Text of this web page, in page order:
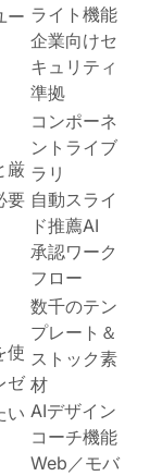
ー ライト機能
企業向けセ
キュリティ
準拠
厳
要
コンポーネ
ントライブ
ラリ
自動スライ
ド推薦AI
承認ワーク
フロー
使
ゼ
い
数千のテン
プレート＆
ストック素
材
AIデザイン
コーチ機能
Web／モバ